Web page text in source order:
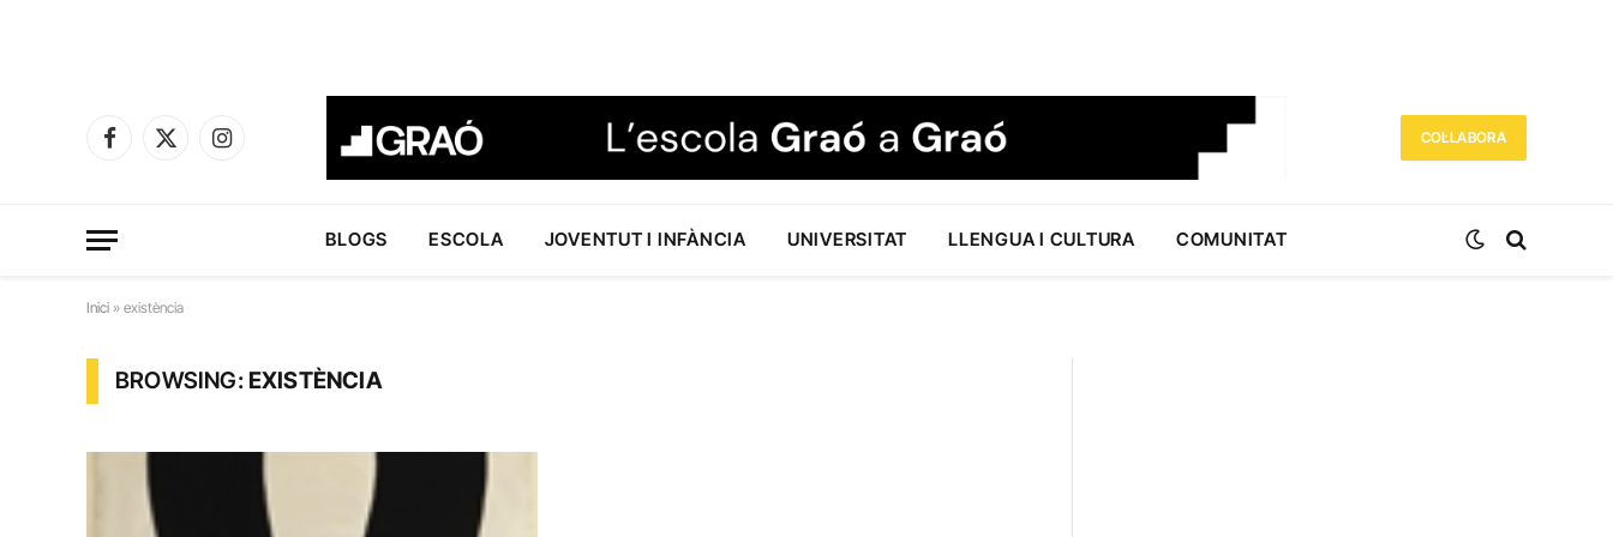
Facebook
X
Instagram
COL·LABORA
BLOGS ESCOLA JOVENTUT I INFÀNCIA UNIVERSITAT LLENGUA I CULTURA COMUNITAT
Inici » existència
BROWSING:EXISTÈNCIA